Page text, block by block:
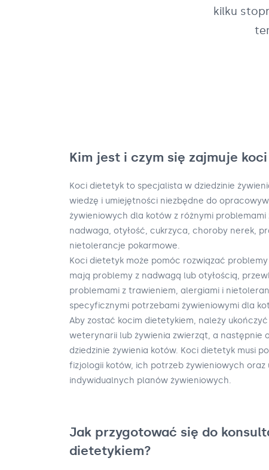
kilku
Kim jest i czym się zajmuje
Koci dietetyk to specjalista w dziedzinie
wiedzę i umiejętności niezbędne do
żywieniowych dla kotów z różnymi
nadwaga, otyłość, cukrzyca, choroby nerek,
nietolerancje pokarmowe.
Koci dietetyk może pomóc rozwiązać
mają problemy z nadwagą lub otyłością,
problemami z trawieniem, alergiami i
specyficznymi potrzebami żywieniowymi dla
Aby zostać kocim dietetykiem, należy
weterynarii lub żywienia zwierząt, a następnie
dziedzinie żywienia kotów. Koci dietetyk musi
fizjologii kotów, ich potrzeb żywieniowych
indywidualnych planów żywieniowych.
Jak przygotować się do
dietetykiem?